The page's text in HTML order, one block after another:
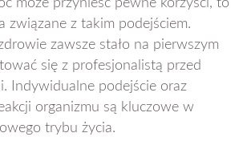
może przynieść pewne korzyści, to
związane z takim podejściem.
zawsze stało na pierwszym
się z profesjonalistą przed
Indywidualne podejście oraz
organizmu są kluczowe w
trybu życia.